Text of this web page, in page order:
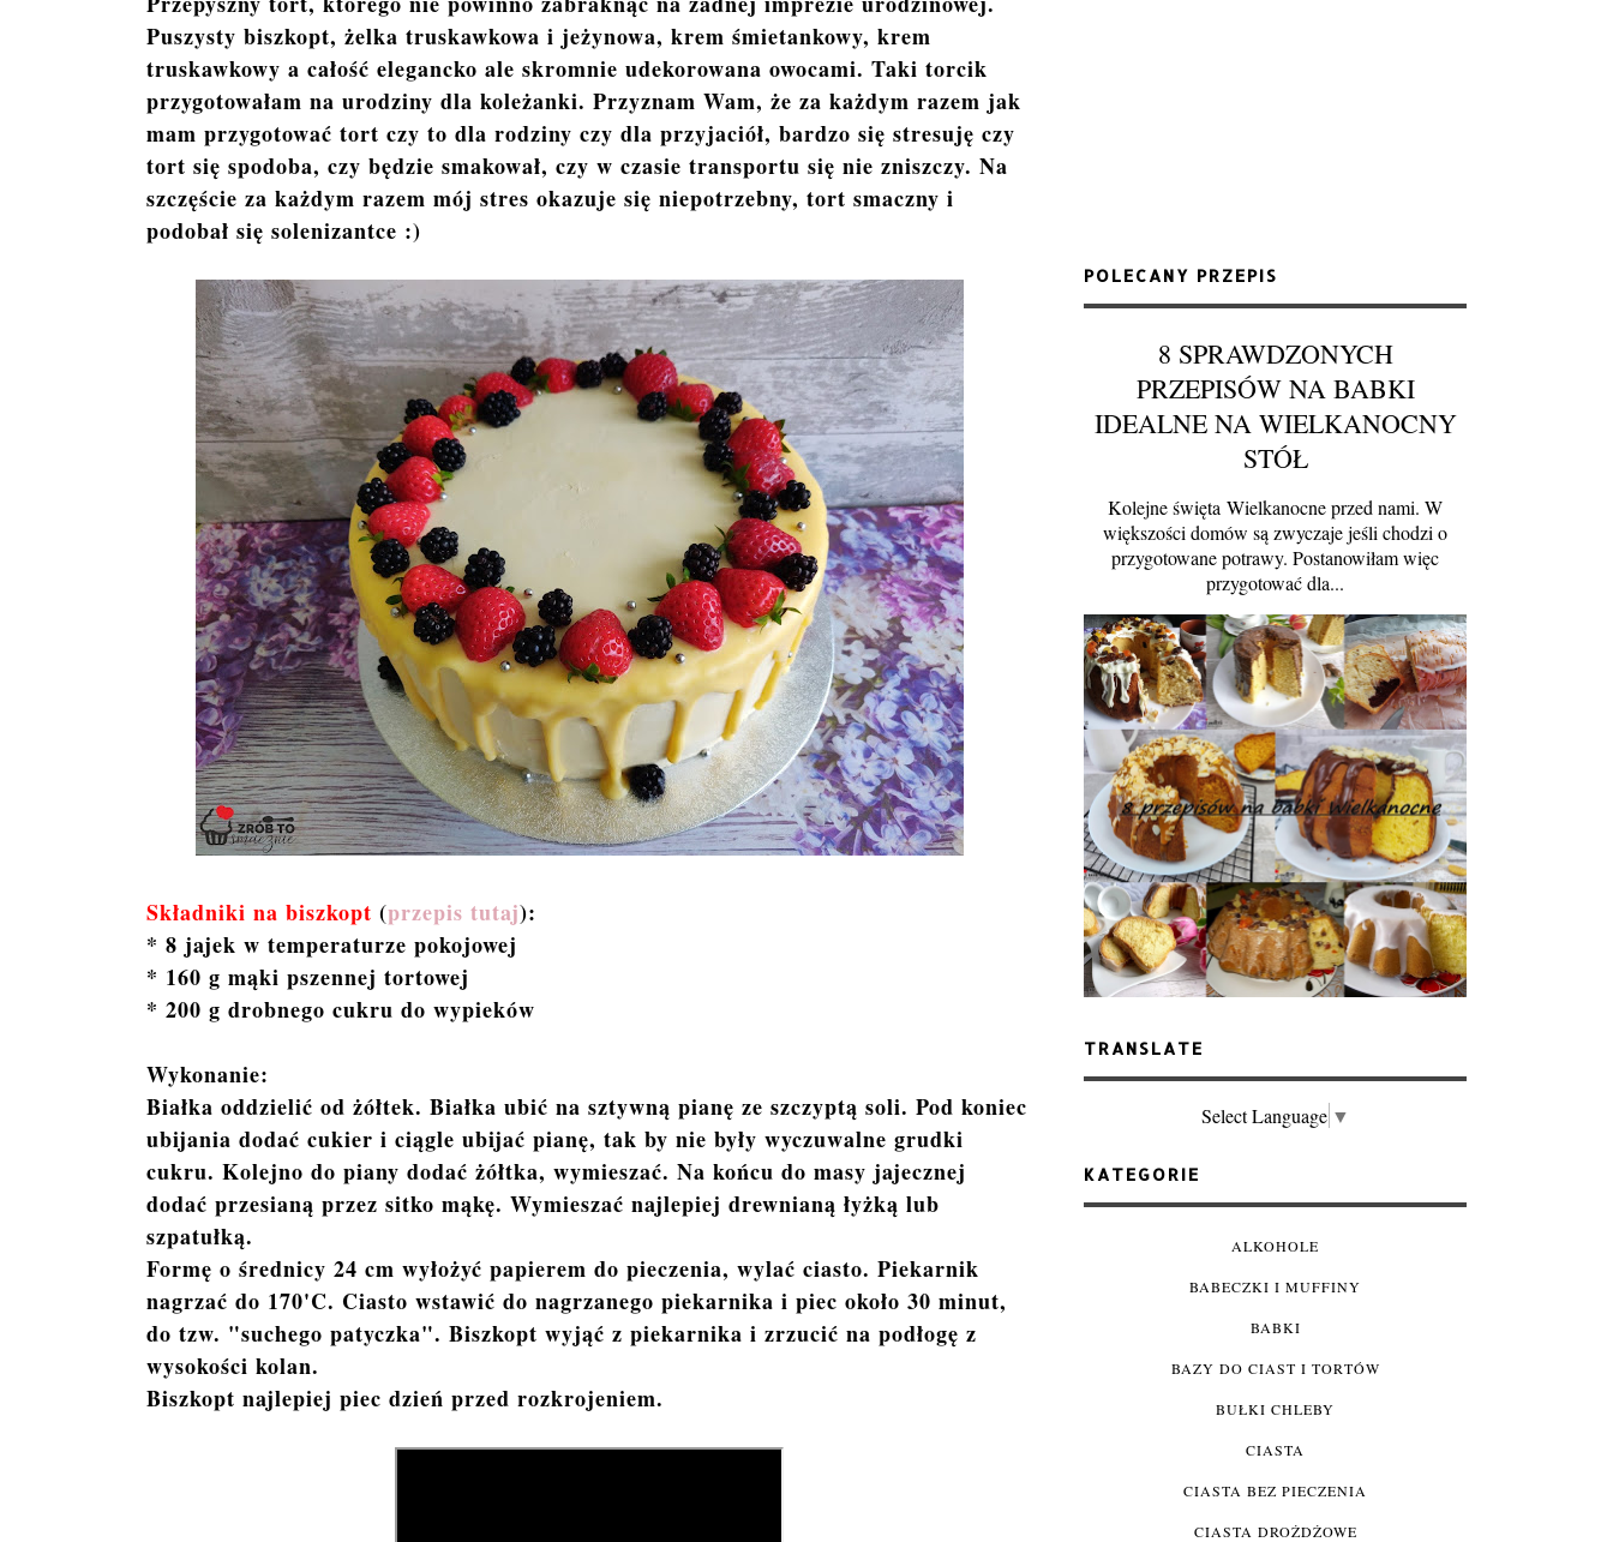
Puszysty biszkopt, żelka truskawkowa i jeżynowa, krem śmietankowy, krem
truskawkowy a całość elegancko ale skromnie udekorowana owocami. Taki torcik
przygotowałam na urodziny dla koleżanki. Przyznam Wam, że za każdym razem jak
mam przygotować tort czy to dla rodziny czy dla przyjaciół, bardzo się stresuję czy
tort się spodoba, czy będzie smakował, czy w czasie transportu się nie zniszczy. Na
szczęście za każdym razem mój stres okazuje się niepotrzebny, tort smaczny i
podobał się solenizantce :)
Składniki na biszkopt (przepis tutaj):
* 8 jajek w temperaturze pokojowej
* 160 g mąki pszennej tortowej
* 200 g drobnego cukru do wypieków
Wykonanie:
Białka oddzielić od żółtek. Białka ubić na sztywną pianę ze szczyptą soli. Pod koniec
ubijania dodać cukier i ciągle ubijać pianę, tak by nie były wyczuwalne grudki
cukru. Kolejno do piany dodać żółtka, wymieszać. Na końcu do masy jajecznej
dodać przesianą przez sitko mąkę. Wymieszać najlepiej drewnianą łyżką lub
szpatułką.
Formę o średnicy 24 cm wyłożyć papierem do pieczenia, wylać ciasto. Piekarnik
nagrzać do 170'C. Ciasto wstawić do nagrzanego piekarnika i piec około 30 minut,
do tzw. "suchego patyczka". Biszkopt wyjąć z piekarnika i zrzucić na podłogę z
wysokości kolan.
Biszkopt najlepiej piec dzień przed rozkrojeniem.
POLECANY PRZEPIS
8 SPRAWDZONYCH
PRZEPISÓW NA BABKI
IDEALNE NA WIELKANOCNY
STÓŁ
Kolejne święta Wielkanocne przed nami. W
większości domów są zwyczaje jeśli chodzi o
przygotowane potrawy. Postanowiłam więc
przygotować dla...
TRANSLATE
Select Language ▼
KATEGORIE
ALKOHOLE
BABECZKI I MUFFINY
BABKI
BAZY DO CIAST I TORTÓW
BUŁKI CHLEBY
CIASTA
CIASTA BEZ PIECZENIA
CIASTA DROŻDŻOWE